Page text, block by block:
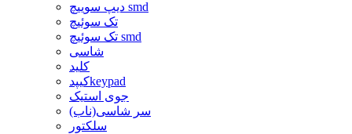
دیپ سوییچ smd
تک سوئیچ
تک سوئیچ smd
شاسی
کلید
کیپدkeypad
جوی استیک
سر شاسی(ناب)
سلکتور